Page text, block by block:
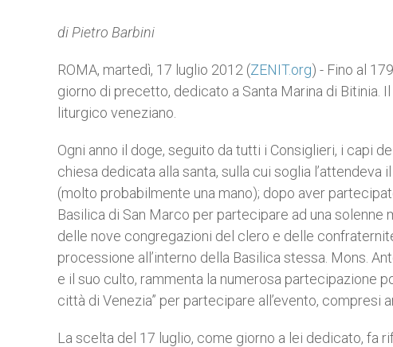
di Pietro Barbini
ROMA, martedì, 17 luglio 2012 (ZENIT.org) - Fino al
giorno di precetto, dedicato a Santa Marina di Bitinia.
liturgico veneziano.
Ogni anno il doge, seguito da tutti i Consiglieri, i capi
chiesa dedicata alla santa, sulla cui soglia
(molto probabilmente una mano); dopo aver
Basilica di San Marco per partecipare ad una
delle nove congregazioni del clero e delle
processione all’interno della Basilica stessa. Mons.
e il suo culto, rammenta la numerosa partecipazione
città di Venezia” per partecipare all’evento, compresi
La scelta del 17 luglio, come giorno a lei dedicato, fa